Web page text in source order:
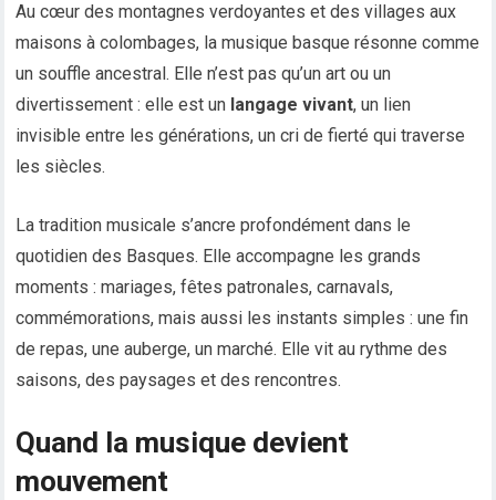
Au cœur des montagnes verdoyantes et des villages aux
maisons à colombages, la musique basque résonne comme
un souffle ancestral. Elle n’est pas qu’un art ou un
divertissement : elle est un langage vivant, un lien
invisible entre les générations, un cri de fierté qui traverse
les siècles.
La tradition musicale s’ancre profondément dans le
quotidien des Basques. Elle accompagne les grands
moments : mariages, fêtes patronales, carnavals,
commémorations, mais aussi les instants simples : une fin
de repas, une auberge, un marché. Elle vit au rythme des
saisons, des paysages et des rencontres.
Quand la musique devient
mouvement